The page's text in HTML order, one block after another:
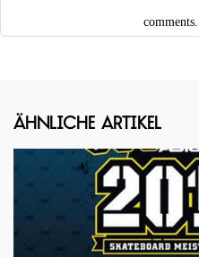
comments.
Ähnliche Artikel